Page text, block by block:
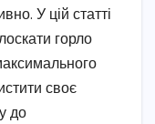
У цій статті
горло
своє
до